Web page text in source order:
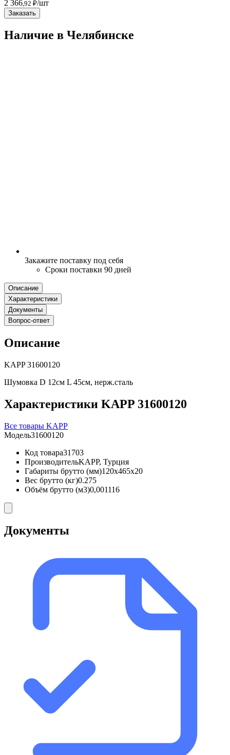
2 366 ,92 ₽/шт
Заказать
Наличие в Челябинскe
Закажите поставку под себя
Сроки поставки 90 дней
Описание
Характеристики
Документы
Вопрос-ответ
Описание
KAPP 31600120
Шумовка D 12см L 45см, нерж.сталь
Характеристики KAPP 31600120
Все товары KAPP
Модель31600120
Код товара31703
ПроизводительKAPP, Турция
Габариты брутто (мм)120x465x20
Вес брутто (кг)0.275
Объём брутто (м3)0,001116
Документы